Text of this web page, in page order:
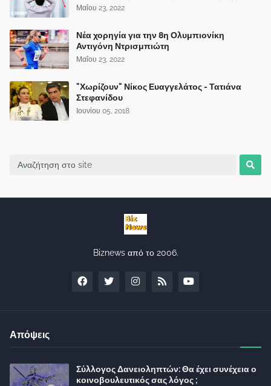
Μαΐου 23, 2022
Νέα χορηγία για την 8η Ολυμπιονίκη
Αντιγόνη Ντρισμπιώτη
Μαΐου 23, 2022
"Χωρίζουν" Νίκος Ευαγγελάτος - Τατιάνα
Στεφανίδου
Ιουνίου 05, 2018
Biznews από το 2006.
Απόψεις
Σύλλογος Δανειοληπτών: Θα έχει συνέχεια ο
κοινοβουλευτικός σας λόγος ;